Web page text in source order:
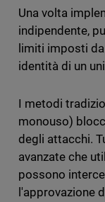
Una volta
indipendente,
limiti imposti
identità di un
I metodi
monouso)
degli attacchi.
avanzate che
possono
l'approvazione